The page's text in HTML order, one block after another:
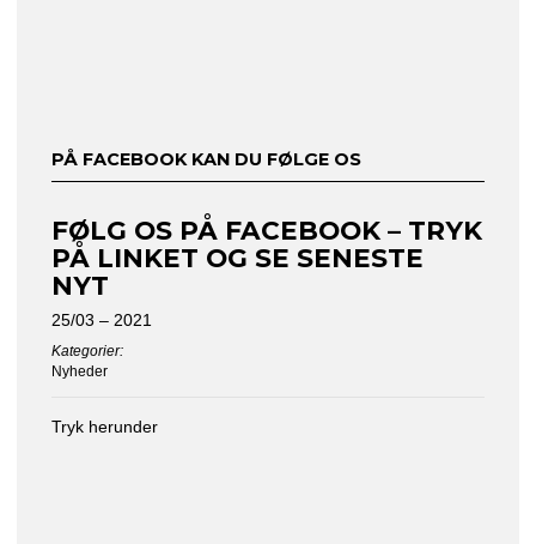
PÅ FACEBOOK KAN DU FØLGE OS
FØLG OS PÅ FACEBOOK – TRYK
PÅ LINKET OG SE SENESTE
NYT
25/03 – 2021
Kategorier:
Nyheder
Tryk herunder